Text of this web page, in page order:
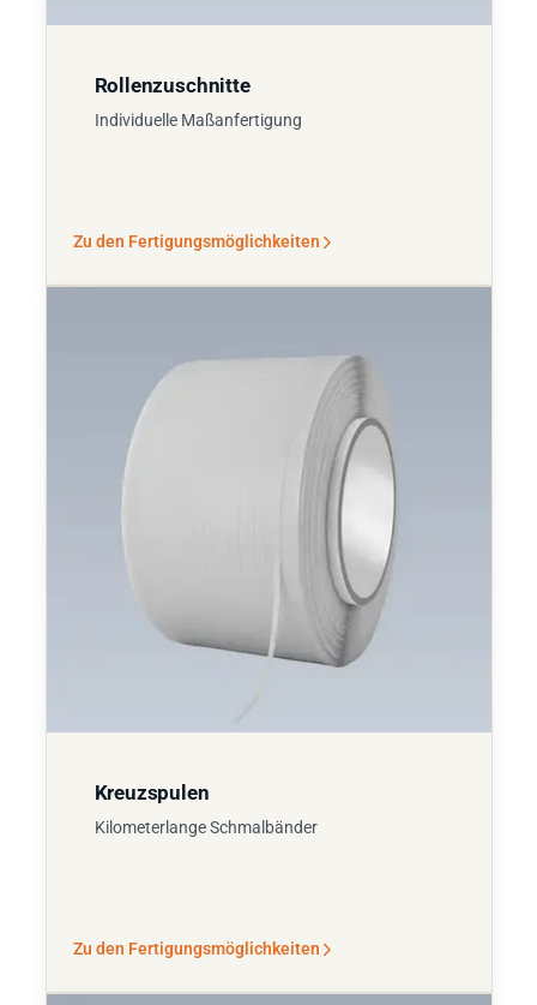
Rollenzuschnitte
Individuelle Maßanfertigung
Zu den Fertigungsmöglichkeiten
Kreuzspulen
Kilometerlange Schmalbänder
Zu den Fertigungsmöglichkeiten